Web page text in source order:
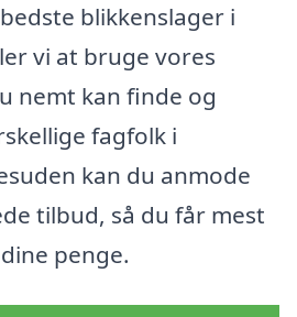
blikkenslager i
vi at bruge vores
nemt kan finde og
fagfolk i
kan du anmode
tilbud, så du får mest
penge.